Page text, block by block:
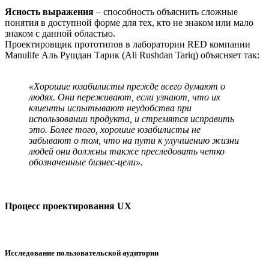
Ясность выражения – способность объяснить сложные
понятия в доступной форме для тех, кто не знаком или мало
знаком с данной областью.
Проектировщик прототипов в лаборатории RED компании
Manulife Аль Рушдан Тарик (Ali Rushdan Tariq) объясняет так:
«Хорошие юзабилисты прежде всего думают о
людях. Они переживают, если узнают, что их
клиенты испытывают неудобства при
использовании продукта, и стремятся исправить
это. Более того, хорошие юзабилисты не
забывают о том, что на пути к улучшению жизни
людей они должны также преследовать четко
обозначенные бизнес-цели».
Процесс проектирования UX
Исследование пользовательской аудитории